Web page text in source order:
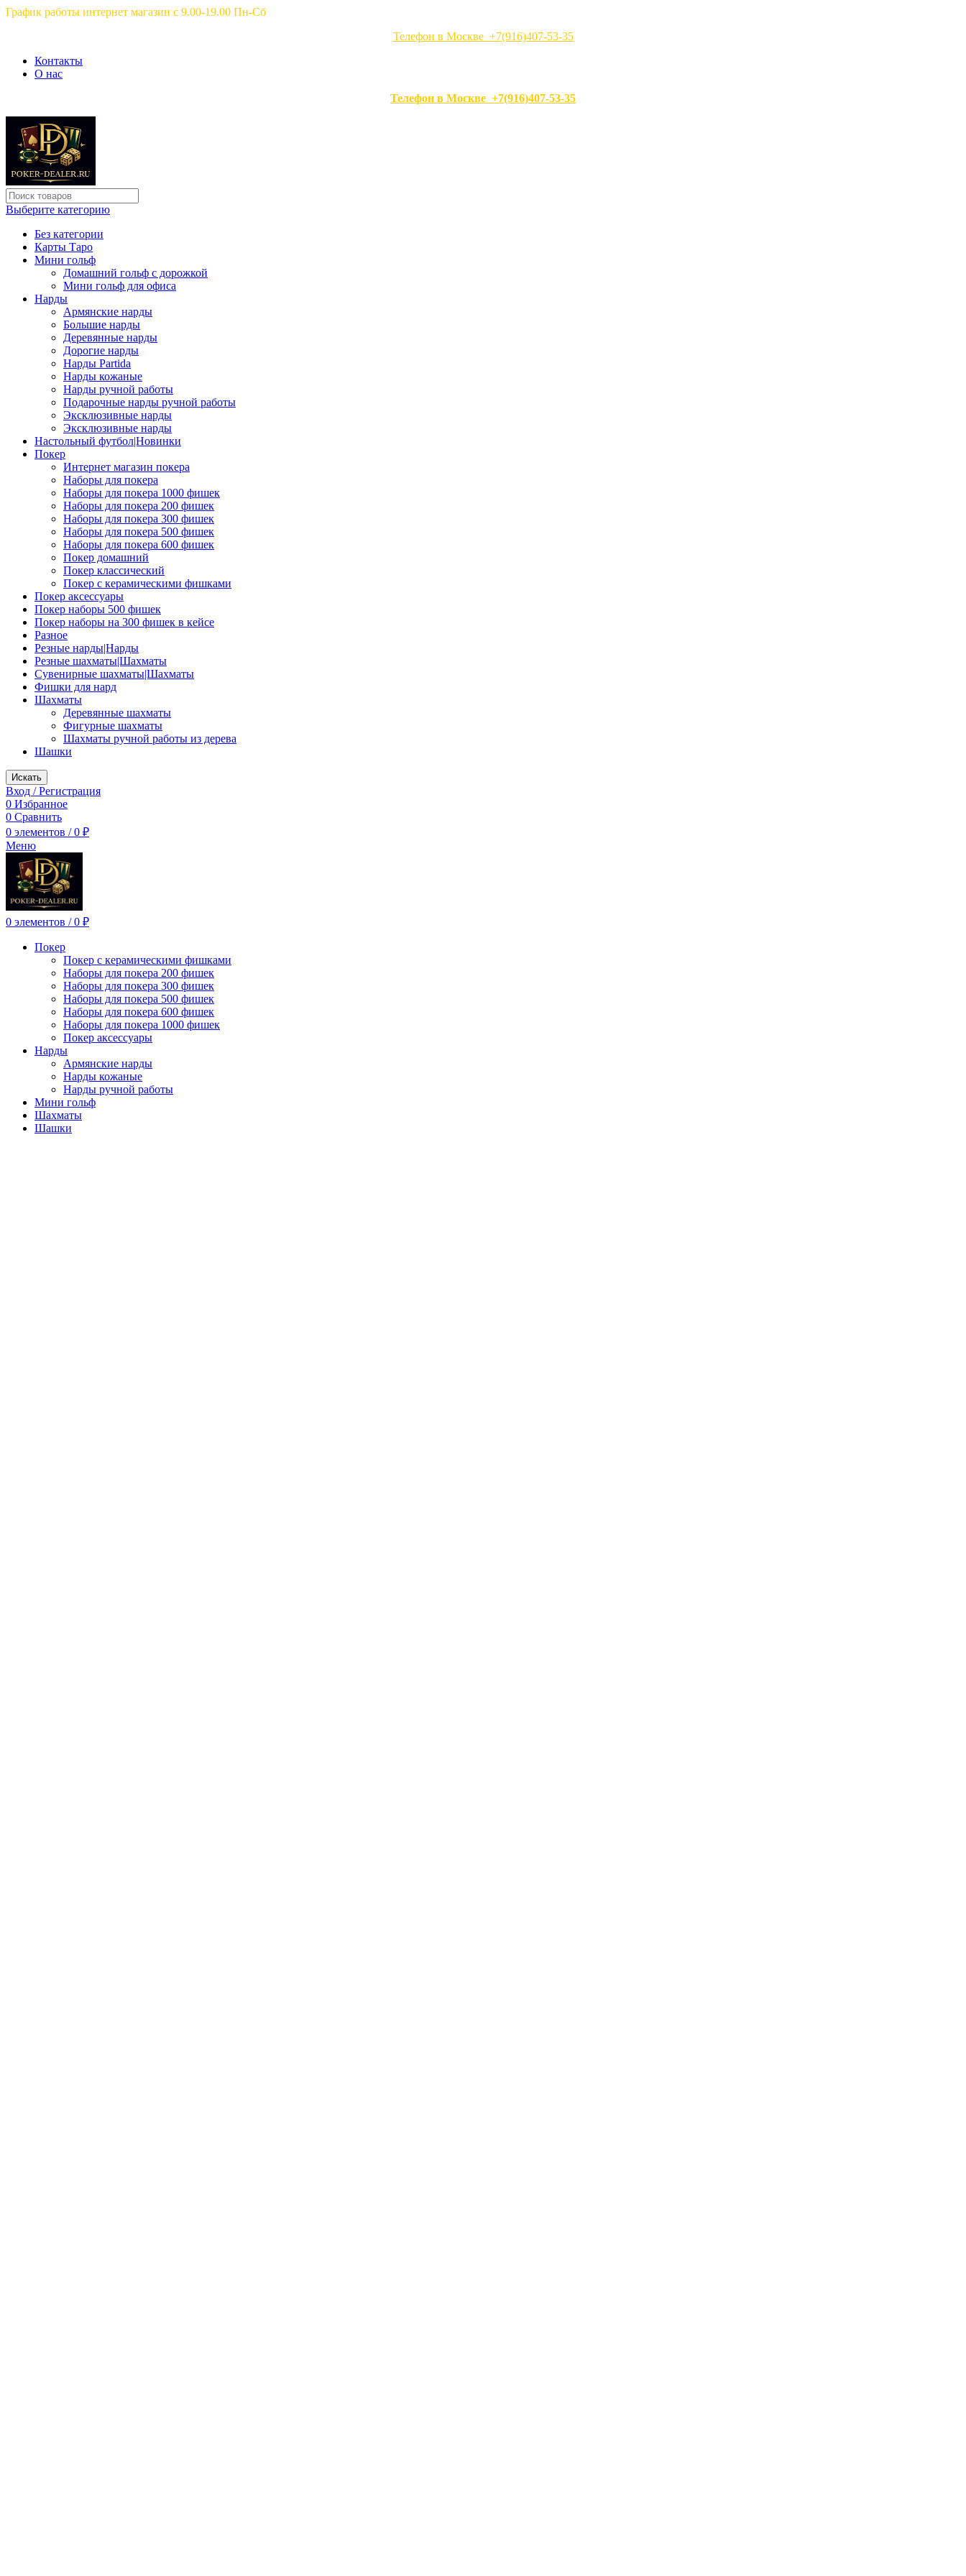
График работы интернет магазин с 9.00-19.00 Пн-Сб
Телефон в Москве +7(916)407-53-35
Контакты
О нас
Телефон в Москве +7(916)407-53-35
Выберите категорию
Без категории
Карты Таро
Мини гольф
Домашний гольф с дорожкой
Мини гольф для офиса
Нарды
Армянские нарды
Большие нарды
Деревянные нарды
Дорогие нарды
Нарды Partida
Нарды кожаные
Нарды ручной работы
Подарочные нарды ручной работы
Эксклюзивные нарды
Эксклюзивные нарды
Настольный футбол|Новинки
Покер
Интернет магазин покера
Наборы для покера
Наборы для покера 1000 фишек
Наборы для покера 200 фишек
Наборы для покера 300 фишек
Наборы для покера 500 фишек
Наборы для покера 600 фишек
Покер домашний
Покер классический
Покер с керамическими фишками
Покер аксессуары
Покер наборы 500 фишек
Покер наборы на 300 фишек в кейсе
Разное
Резные нарды|Нарды
Резные шахматы|Шахматы
Сувенирные шахматы|Шахматы
Фишки для нард
Шахматы
Деревянные шахматы
Фигурные шахматы
Шахматы ручной работы из дерева
Шашки
Искать
Вход / Регистрация
0 Избранное
0 Сравнить
0 элементов / 0 ₽
Меню
0 элементов / 0 ₽
Покер
Покер с керамическими фишками
Наборы для покера 200 фишек
Наборы для покера 300 фишек
Наборы для покера 500 фишек
Наборы для покера 600 фишек
Наборы для покера 1000 фишек
Покер аксессуары
Нарды
Армянские нарды
Нарды кожаные
Нарды ручной работы
Мини гольф
Шахматы
Шашки